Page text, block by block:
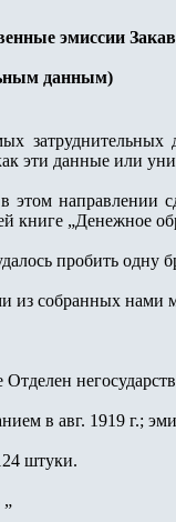
эмиссии
данным)
затруднительных
эти данные или
этом направлении
книге „Денежное
пробить одну
из собранных нами
в авг. 1919 г.;
штуки.
„